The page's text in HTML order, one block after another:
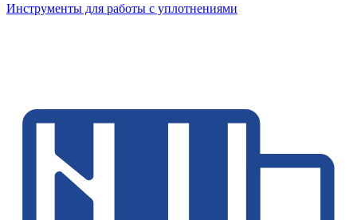
Инструменты для работы с уплотнениями